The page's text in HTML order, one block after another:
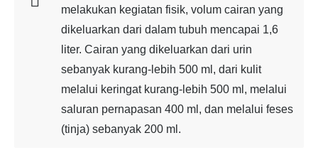
melakukan kegiatan fisik, volum cairan yang
dikeluarkan dari dalam tubuh mencapai 1,6
liter. Cairan yang dikeluarkan dari urin
sebanyak kurang-lebih 500 ml, dari kulit
melalui keringat kurang-lebih 500 ml, melalui
saluran pernapasan 400 ml, dan melalui feses
(tinja) sebanyak 200 ml.